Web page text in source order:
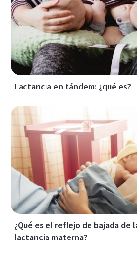
Lactancia en tándem: ¿qué es?
¿Qué es el reflejo de bajada de
lactancia materna?